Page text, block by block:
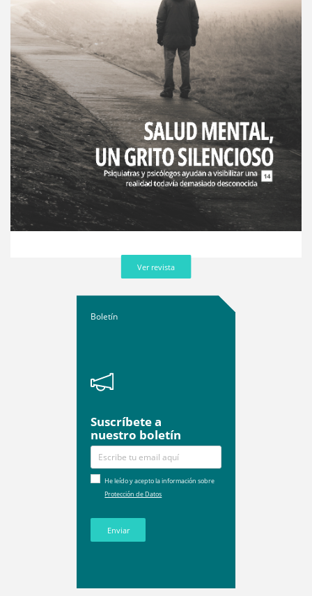
Ver revista
Boletín
Suscríbete a
nuestro boletín
He leído y acepto la información sobre
Protección de Datos
Enviar